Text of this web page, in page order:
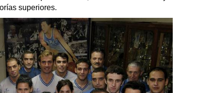
superiores.